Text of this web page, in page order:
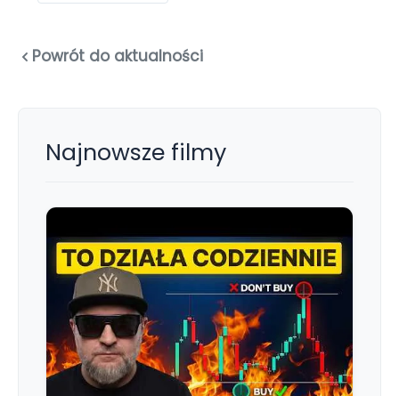
Powrót do aktualności
Najnowsze filmy